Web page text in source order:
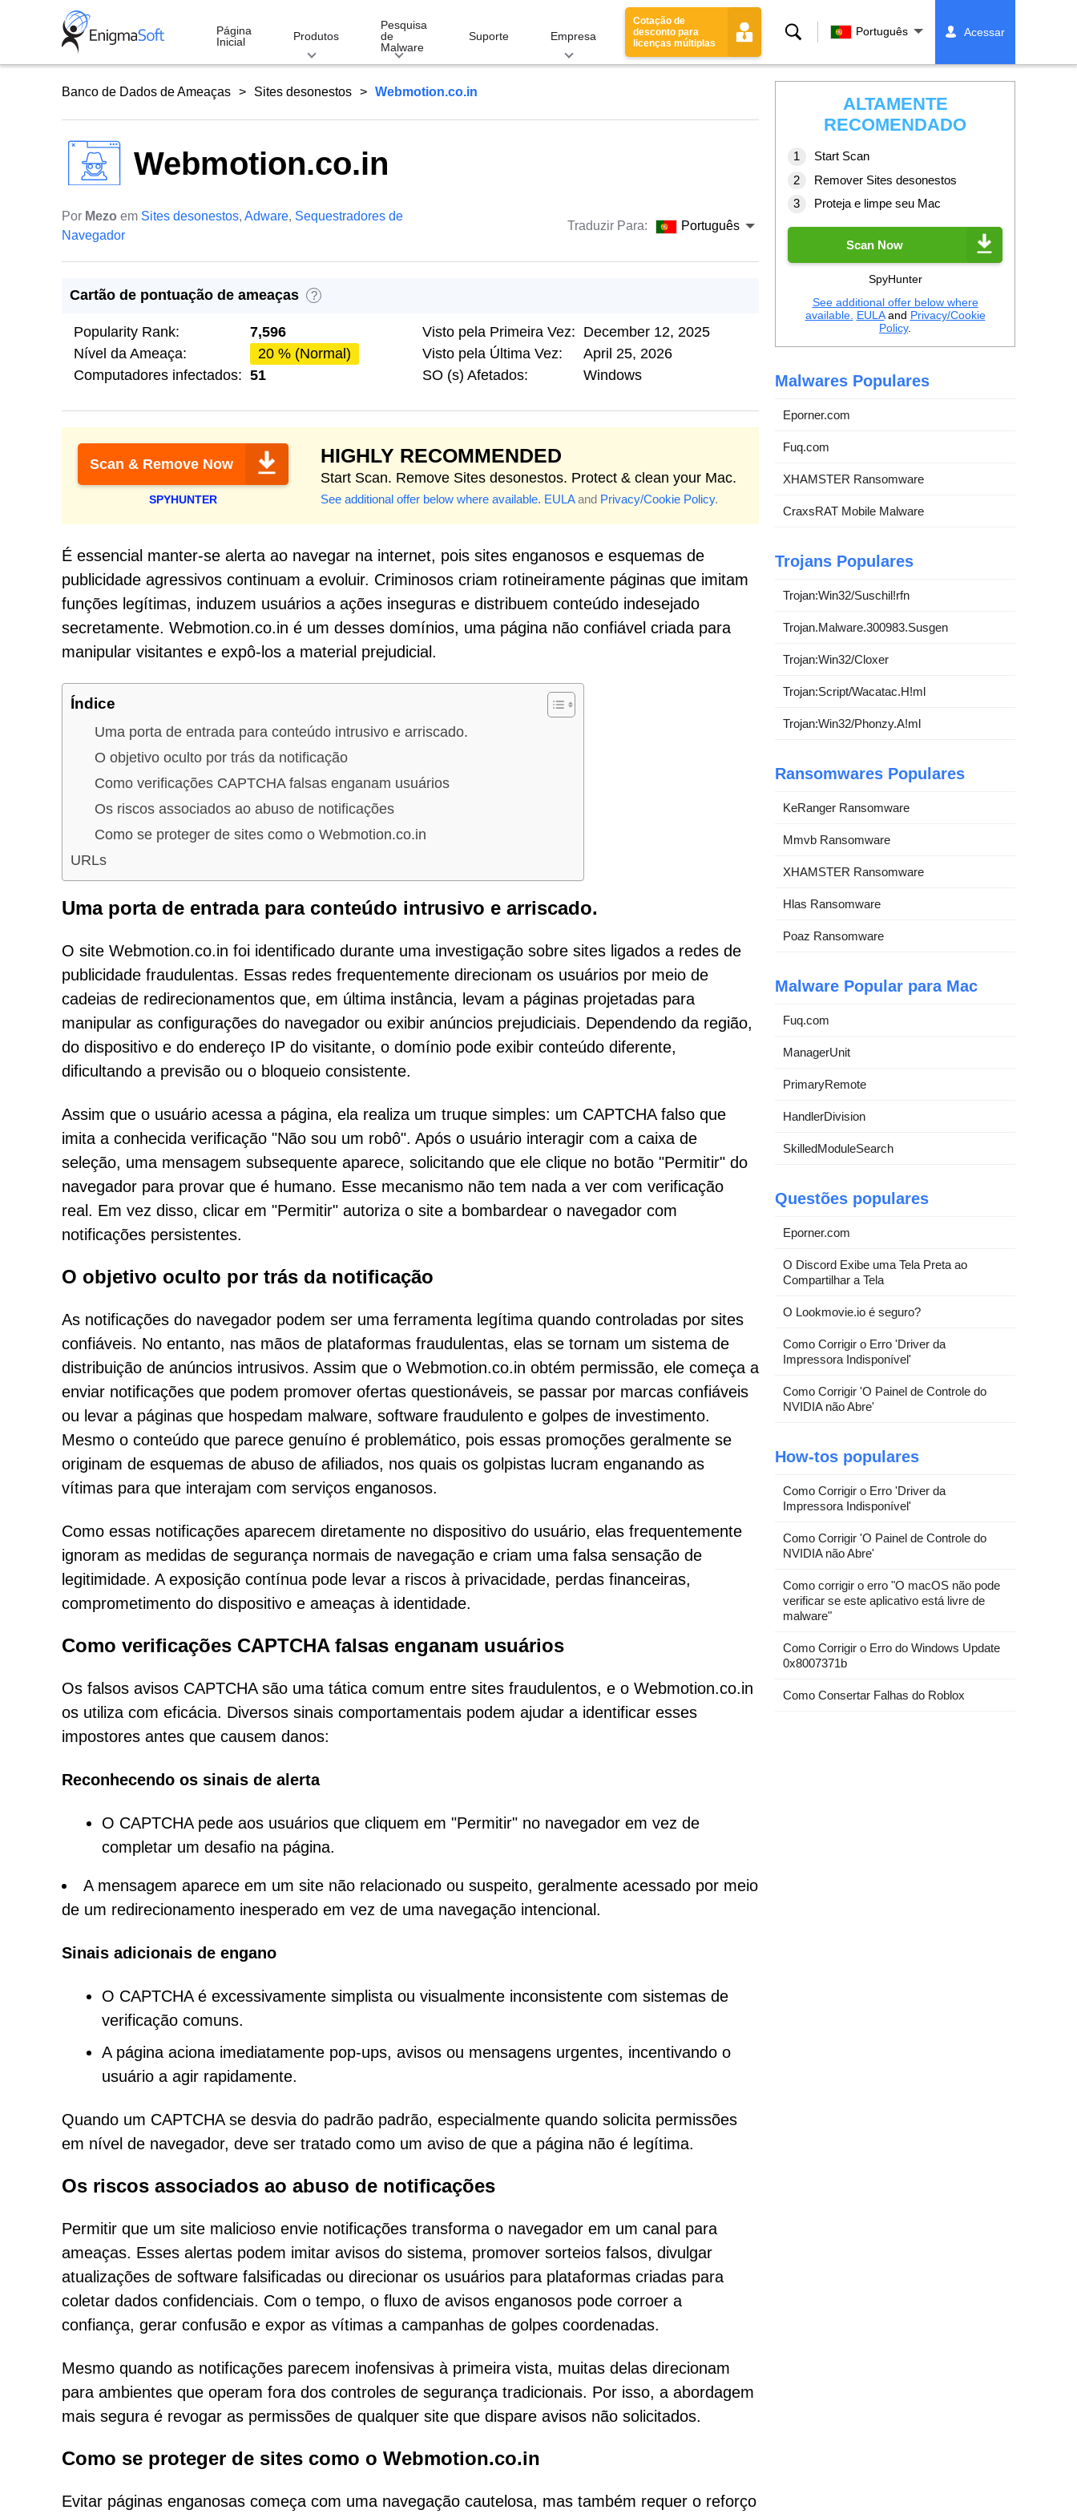
Página
Inicial
Produtos
Pesquisa
de
Malware
Suporte Empresa
Cotação de
desconto para
licenças múltiplas
Buscar Português Acessar
Banco de Dados de Ameaças Sites desonestos Webmotion.co.in
Webmotion.co.in
Por Mezo em Sites desonestos, Adware, Sequestradores de
Navegador
Traduzir Para: Português
Cartão de pontuação de ameaças ?
Popularity Rank:
7,596
Nível da Ameaça:
20 % (Normal)
Computadores infectados: 51
Visto pela Primeira Vez: December 12, 2025
Visto pela Última Vez:
April 25, 2026
SO (s) Afetados:
Windows
Scan & Remove Now
SPYHUNTER
HIGHLY RECOMMENDED
Start Scan. Remove Sites desonestos. Protect & clean your Mac.
See additional offer below where available. EULAand Privacy/Cookie Policy.
É essencial manter-se alerta ao navegar na internet, pois sites enganosos e esquemas de
publicidade agressivos continuam a evoluir. Criminosos criam rotineiramente páginas que imitam
funções legítimas, induzem usuários a ações inseguras e distribuem conteúdo indesejado
secretamente. Webmotion.co.in é um desses domínios, uma página não confiável criada para
manipular visitantes e expô-los a material prejudicial.
Índice
Uma porta de entrada para conteúdo intrusivo e arriscado.
O objetivo oculto por trás da notificação
Como verificações CAPTCHA falsas enganam usuários
Os riscos associados ao abuso de notificações
Como se proteger de sites como o Webmotion.co.in
URLs
Uma porta de entrada para conteúdo intrusivo e arriscado.
O site Webmotion.co.in foi identificado durante uma investigação sobre sites ligados a redes de
publicidade fraudulentas. Essas redes frequentemente direcionam os usuários por meio de
cadeias de redirecionamentos que, em última instância, levam a páginas projetadas para
manipular as configurações do navegador ou exibir anúncios prejudiciais. Dependendo da região,
do dispositivo e do endereço IP do visitante, o domínio pode exibir conteúdo diferente,
dificultando a previsão ou o bloqueio consistente.
Assim que o usuário acessa a página, ela realiza um truque simples: um CAPTCHA falso que
imita a conhecida verificação "Não sou um robô". Após o usuário interagir com a caixa de
seleção, uma mensagem subsequente aparece, solicitando que ele clique no botão "Permitir" do
navegador para provar que é humano. Esse mecanismo não tem nada a ver com verificação
real. Em vez disso, clicar em "Permitir" autoriza o site a bombardear o navegador com
notificações persistentes.
O objetivo oculto por trás da notificação
As notificações do navegador podem ser uma ferramenta legítima quando controladas por sites
confiáveis. No entanto, nas mãos de plataformas fraudulentas, elas se tornam um sistema de
distribuição de anúncios intrusivos. Assim que o Webmotion.co.in obtém permissão, ele começa a
enviar notificações que podem promover ofertas questionáveis, se passar por marcas confiáveis
ou levar a páginas que hospedam malware, software fraudulento e golpes de investimento.
Mesmo o conteúdo que parece genuíno é problemático, pois essas promoções geralmente se
originam de esquemas de abuso de afiliados, nos quais os golpistas lucram enganando as
vítimas para que interajam com serviços enganosos.
Como essas notificações aparecem diretamente no dispositivo do usuário, elas frequentemente
ignoram as medidas de segurança normais de navegação e criam uma falsa sensação de
legitimidade. A exposição contínua pode levar a riscos à privacidade, perdas financeiras,
comprometimento do dispositivo e ameaças à identidade.
Como verificações CAPTCHA falsas enganam usuários
Os falsos avisos CAPTCHA são uma tática comum entre sites fraudulentos, e o Webmotion.co.in
os utiliza com eficácia. Diversos sinais comportamentais podem ajudar a identificar esses
impostores antes que causem danos:
Reconhecendo os sinais de alerta
O CAPTCHA pede aos usuários que cliquem em "Permitir" no navegador em vez de
completar um desafio na página.
A mensagem aparece em um site não relacionado ou suspeito, geralmente acessado por meio
de um redirecionamento inesperado em vez de uma navegação intencional.
Sinais adicionais de engano
O CAPTCHA é excessivamente simplista ou visualmente inconsistente com sistemas de
verificação comuns.
A página aciona imediatamente pop-ups, avisos ou mensagens urgentes, incentivando o
usuário a agir rapidamente.
Quando um CAPTCHA se desvia do padrão padrão, especialmente quando solicita permissões
em nível de navegador, deve ser tratado como um aviso de que a página não é legítima.
Os riscos associados ao abuso de notificações
Permitir que um site malicioso envie notificações transforma o navegador em um canal para
ameaças. Esses alertas podem imitar avisos do sistema, promover sorteios falsos, divulgar
atualizações de software falsificadas ou direcionar os usuários para plataformas criadas para
coletar dados confidenciais. Com o tempo, o fluxo de avisos enganosos pode corroer a
confiança, gerar confusão e expor as vítimas a campanhas de golpes coordenadas.
Mesmo quando as notificações parecem inofensivas à primeira vista, muitas delas direcionam
para ambientes que operam fora dos controles de segurança tradicionais. Por isso, a abordagem
mais segura é revogar as permissões de qualquer site que dispare avisos não solicitados.
Como se proteger de sites como o Webmotion.co.in
Evitar páginas enganosas começa com uma navegação cautelosa, mas também requer o reforço
ALTAMENTE
RECOMENDADO
Start Scan
Remover Sites desonestos
Proteja e limpe seu Mac
Scan Now
SpyHunter
See additional offer below where
available. EULAand Privacy/Cookie
Policy.
Malwares Populares
Eporner.com
Fuq.com
XHAMSTER Ransomware
CraxsRAT Mobile Malware
Trojans Populares
Trojan:Win32/Suschil!rfn
Trojan.Malware.300983.Susgen
Trojan:Win32/Cloxer
Trojan:Script/Wacatac.H!ml
Trojan:Win32/Phonzy.A!ml
Ransomwares Populares
KeRanger Ransomware
Mmvb Ransomware
XHAMSTER Ransomware
Hlas Ransomware
Poaz Ransomware
Malware Popular para Mac
Fuq.com
ManagerUnit
PrimaryRemote
HandlerDivision
SkilledModuleSearch
Questões populares
Eporner.com
O Discord Exibe uma Tela Preta ao
Compartilhar a Tela
O Lookmovie.io é seguro?
Como Corrigir o Erro 'Driver da
Impressora Indisponível'
Como Corrigir 'O Painel de Controle do
NVIDIA não Abre'
How-tos populares
Como Corrigir o Erro 'Driver da
Impressora Indisponível'
Como Corrigir 'O Painel de Controle do
NVIDIA não Abre'
Como corrigir o erro "O macOS não pode
verificar se este aplicativo está livre de
malware"
Como Corrigir o Erro do Windows Update
0x8007371b
Como Consertar Falhas do Roblox